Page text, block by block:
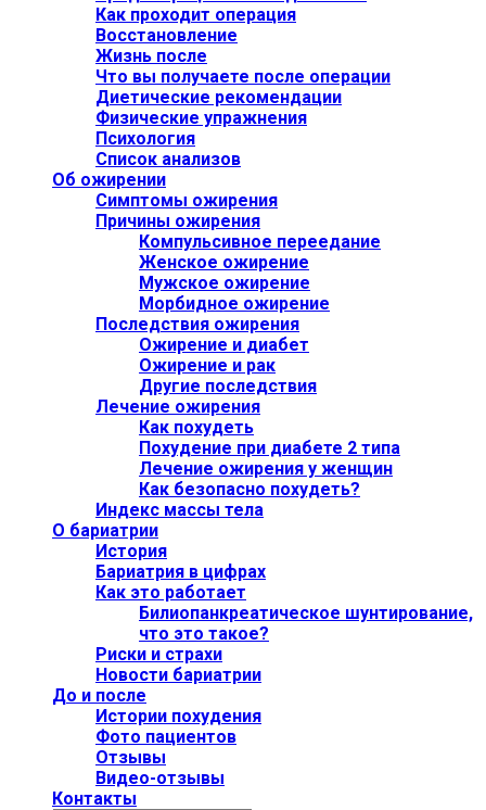
Как проходит операция
Восстановление
Жизнь после
Что вы получаете после операции
Диетические рекомендации
Физические упражнения
Психология
Список анализов
Об ожирении
Симптомы ожирения
Причины ожирения
Компульсивное переедание
Женское ожирение
Мужское ожирение
Морбидное ожирение
Последствия ожирения
Ожирение и диабет
Ожирение и рак
Другие последствия
Лечение ожирения
Как похудеть
Похудение при диабете 2 типа
Лечение ожирения у женщин
Как безопасно похудеть?
Индекс массы тела
О бариатрии
История
Бариатрия в цифрах
Как это работает
Билиопанкреатическое шунтирование,
что это такое?
Риски и страхи
Новости бариатрии
До и после
Истории похудения
Фото пациентов
Отзывы
Видео-отзывы
Контакты